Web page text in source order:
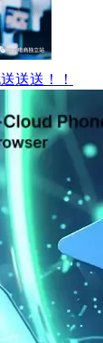
送送！！